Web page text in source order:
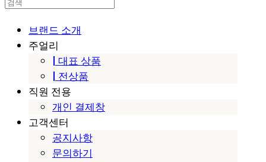
브랜드 소개
주얼리
| 대표 상품
| 전상품
직원 전용
개인 결제창
고객센터
공지사항
문의하기